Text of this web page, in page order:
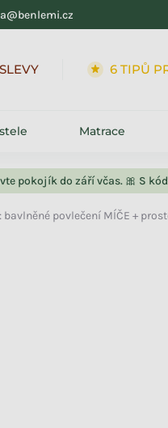
pokojík do září včas. 🎀 S
SLEVY 6 TIPŮ
Matrace
bavlněné povlečení MÍČE +